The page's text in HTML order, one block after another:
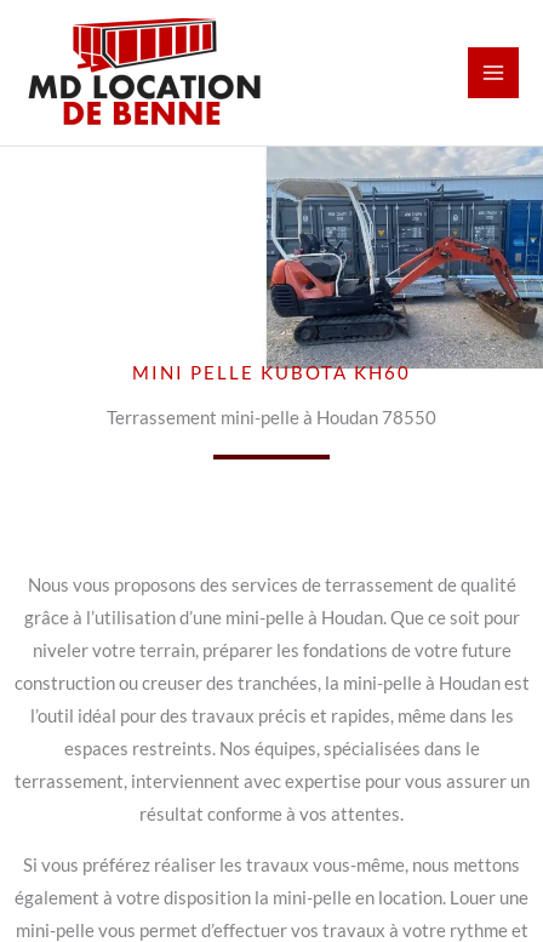
contenu
MINI PELLE KUBOTA KH60
Terrassement mini-pelle à Houdan 78550
Nous vous proposons des services de terrassement de qualité
grâce à l’utilisation d’une mini-pelle à Houdan. Que ce soit pour
niveler votre terrain, préparer les fondations de votre future
construction ou creuser des tranchées, la mini-pelle à Houdan est
l’outil idéal pour des travaux précis et rapides, même dans les
espaces restreints. Nos équipes, spécialisées dans le
terrassement, interviennent avec expertise pour vous assurer un
résultat conforme à vos attentes.
Si vous préférez réaliser les travaux vous-même, nous mettons
également à votre disposition la mini-pelle en location. Louer une
mini-pelle vous permet d’effectuer vos travaux à votre rythme et